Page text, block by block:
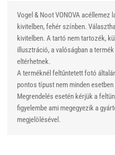
Vogel & Noot VONOVA acéllemez
kivitelben, fehér színben.
kivitelben. A tartó nem tartozék,
illusztráció, a valóságban a
eltérhetnek.
A terméknél feltűntetett fotó
pontos típust nem minden
Megrendelés esetén kérjük a
figyelembe ami megegyezik a
megjelölésével.